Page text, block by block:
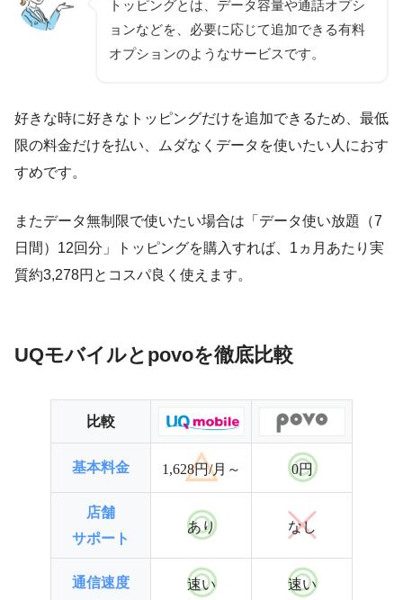
トッピングとは、データ容量や通話オプシ
ョンなどを、必要に応じて追加できる有料
オプションのようなサービスです。
好きな時に好きなトッピングだけを追加できるため、最低
限の料金だけを払い、ムダなくデータを使いたい人におす
すめです。
またデータ無制限で使いたい場合は「データ使い放題（7
日間）12回分」トッピングを購入すれば、1ヵ月あたり実
質約3,278円とコスパ良く使えます。
UQモバイルとpovoを徹底比較
比較
基本料金 1,628円/月～ 0円
店舗
サポート
あり なし
通信速度 速い 速い